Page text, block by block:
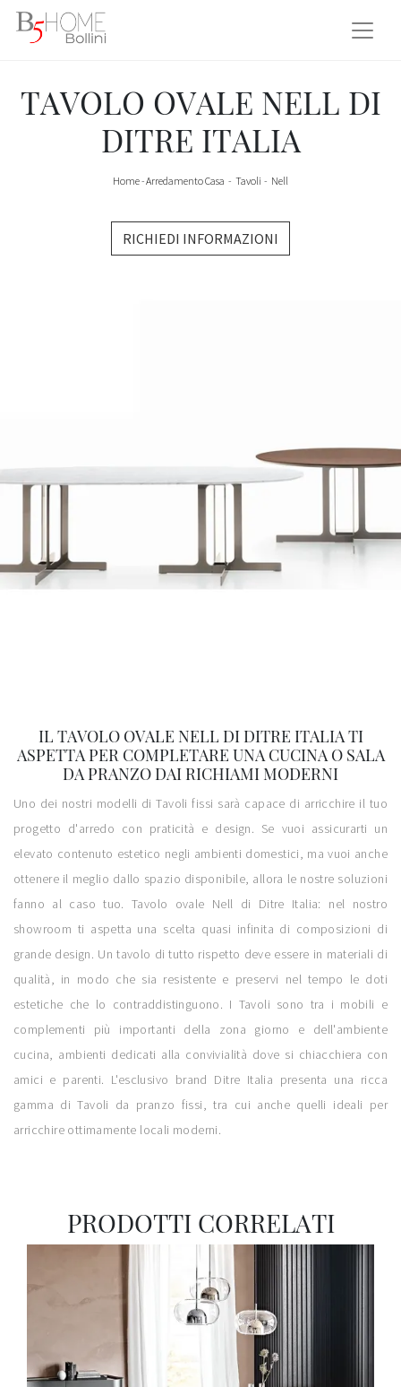
TAVOLO OVALE NELL DI
DITRE ITALIA
Home-Arredamento Casa - Tavoli - Nell
RICHIEDI INFORMAZIONI
IL TAVOLO OVALE NELL DI DITRE ITALIA TI
ASPETTA PER COMPLETARE UNA CUCINA O SALA
DA PRANZO DAI RICHIAMI MODERNI
Uno dei nostri modelli di Tavoli fissi sarà capace di arricchire il tuo
progetto d'arredo con praticità e design. Se vuoi assicurarti un
elevato contenuto estetico negli ambienti domestici, ma vuoi anche
ottenere il meglio dallo spazio disponibile, allora le nostre soluzioni
fanno al caso tuo. Tavolo ovale Nell di Ditre Italia: nel nostro
showroom ti aspetta una scelta quasi infinita di composizioni di
grande design. Un tavolo di tutto rispetto deve essere in materiali di
qualità, in modo che sia resistente e preservi nel tempo le doti
estetiche che lo contraddistinguono. I Tavoli sono tra i mobili e
complementi più importanti della zona giorno e dell'ambiente
cucina, ambienti dedicati alla convivialità dove si chiacchiera con
amici e parenti. L'esclusivo brand Ditre Italia presenta una ricca
gamma di Tavoli da pranzo fissi, tra cui anche quelli ideali per
arricchire ottimamente locali moderni.
PRODOTTI CORRELATI